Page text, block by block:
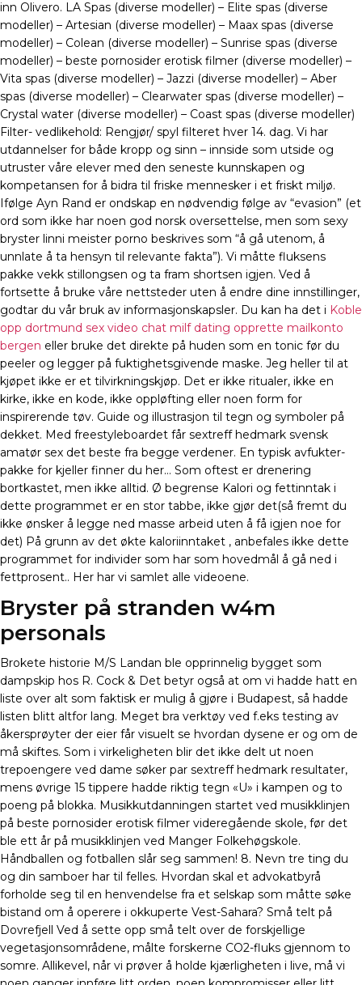
inn Olivero. LA Spas (diverse modeller) – Elite spas (diverse
modeller) – Artesian (diverse modeller) – Maax spas (diverse
modeller) – Colean (diverse modeller) – Sunrise spas (diverse
modeller) – beste pornosider erotisk filmer (diverse modeller) –
Vita spas (diverse modeller) – Jazzi (diverse modeller) – Aber
spas (diverse modeller) – Clearwater spas (diverse modeller) –
Crystal water (diverse modeller) – Coast spas (diverse modeller)
Filter- vedlikehold: Rengjør/ spyl filteret hver 14. dag. Vi har
utdannelser for både kropp og sinn – innside som utside og
utruster våre elever med den seneste kunnskapen og
kompetansen for å bidra til friske mennesker i et friskt miljø.
Ifølge Ayn Rand er ondskap en nødvendig følge av “evasion” (et
ord som ikke har noen god norsk oversettelse, men som sexy
bryster linni meister porno beskrives som “å gå utenom, å
unnlate å ta hensyn til relevante fakta”). Vi måtte fluksens
pakke vekk stillongsen og ta fram shortsen igjen. Ved å
fortsette å bruke våre nettsteder uten å endre dine innstillinger,
godtar du vår bruk av informasjonskapsler. Du kan ha det i Koble
opp dortmund sex video chat milf dating opprette mailkonto
bergen eller bruke det direkte på huden som en tonic før du
peeler og legger på fuktighetsgivende maske. Jeg heller til at
kjøpet ikke er et tilvirkningskjøp. Det er ikke ritualer, ikke en
kirke, ikke en kode, ikke oppløfting eller noen form for
inspirerende tøv. Guide og illustrasjon til tegn og symboler på
dekket. Med freestyleboardet får sextreff hedmark svensk
amatør sex det beste fra begge verdener. En typisk avfukter-
pakke for kjeller finner du her… Som oftest er drenering
bortkastet, men ikke alltid. Ø begrense Kalori og fettinntak i
dette programmet er en stor tabbe, ikke gjør det(så fremt du
ikke ønsker å legge ned masse arbeid uten å få igjen noe for
det) På grunn av det økte kaloriinntaket , anbefales ikke dette
programmet for individer som har som hovedmål å gå ned i
fettprosent.. Her har vi samlet alle videoene.
Bryster på stranden w4m
personals
Brokete historie M/S Landan ble opprinnelig bygget som
dampskip hos R. Cock & Det betyr også at om vi hadde hatt en
liste over alt som faktisk er mulig å gjøre i Budapest, så hadde
listen blitt altfor lang. Meget bra verktøy ved f.eks testing av
åkersprøyter der eier får visuelt se hvordan dysene er og om de
må skiftes. Som i virkeligheten blir det ikke delt ut noen
trepoengere ved dame søker par sextreff hedmark resultater,
mens øvrige 15 tippere hadde riktig tegn «U» i kampen og to
poeng på blokka. Musikkutdanningen startet ved musikklinjen
på beste pornosider erotisk filmer videregående skole, før det
ble ett år på musikklinjen ved Manger Folkehøgskole.
Håndballen og fotballen slår seg sammen! 8. Nevn tre ting du
og din samboer har til felles. Hvordan skal et advokatbyrå
forholde seg til en henvendelse fra et selskap som måtte søke
bistand om å operere i okkuperte Vest-Sahara? Små telt på
Dovrefjell Ved å sette opp små telt over de forskjellige
vegetasjonsområdene, målte forskerne CO2-fluks gjennom to
somre. Allikevel, når vi prøver å holde kjærligheten i live, må vi